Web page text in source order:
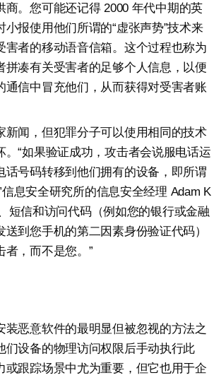
商。您可能还记得 2000 年代中期的英
小报使用他们所谓的“虚张声势”技术来
害者的移动语音信箱。这个过程也称为
拼凑有关受害者的足够个人信息，以便
通信中冒充他们，从而获得对受害者账
新闻，但犯罪分子可以使用相同的技术
。“如果验证成功，攻击者会说服电话运
话号码转移到他们拥有的设备，即所谓
信息安全研究所的信息安全经理 Adam K
短信和访问代码（例如您的银行或金融
到您手机的第二因素身份验证代码）
者，而不是您。”
装恶意软件的最明显但被忽视的方法之
们设备的物理访问权限后手动执行此
或跟踪场景中尤为重要，但它也用于企